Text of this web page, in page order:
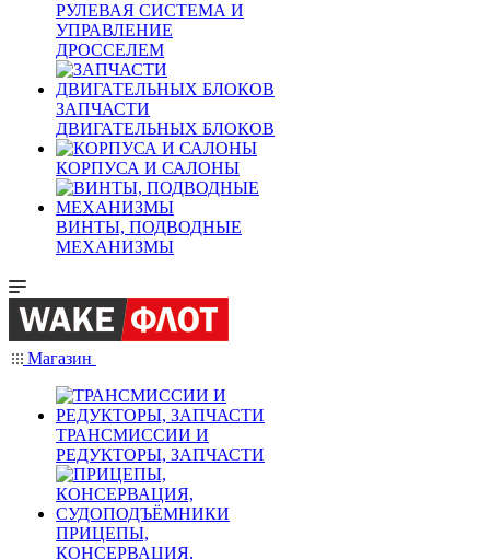
РУЛЕВАЯ СИСТЕМА И
УПРАВЛЕНИЕ
ДРОССЕЛЕМ
ЗАПЧАСТИ
ДВИГАТЕЛЬНЫХ БЛОКОВ
КОРПУСА И САЛОНЫ
ВИНТЫ, ПОДВОДНЫЕ
МЕХАНИЗМЫ
Магазин
ТРАНСМИССИИ И
РЕДУКТОРЫ, ЗАПЧАСТИ
ПРИЦЕПЫ,
КОНСЕРВАЦИЯ,